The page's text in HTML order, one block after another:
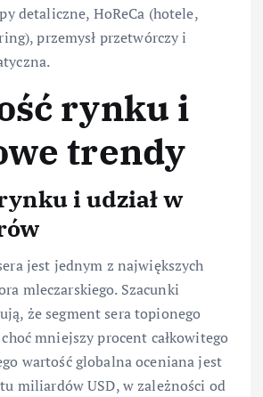
detaliczne, HoReCa (hotele,
przemysł przetwórczy i
rynku i
trendy
i udział w
jest jednym z największych
mleczarskiego. Szacunki
że segment sera topionego
mniejszy procent całkowitego
wartość globalna oceniana jest
miliardów USD, w zależności od